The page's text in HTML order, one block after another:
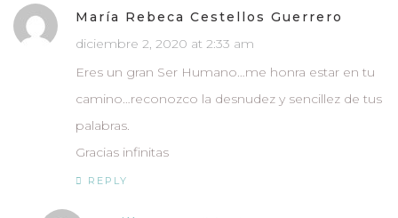
María Rebeca Cestellos Guerrero
diciembre 2, 2020 at 2:33 am
Eres un gran Ser Humano…me honra estar en tu
camino…reconozco la desnudez y sencillez de tus
palabras.
Gracias infinitas
REPLY